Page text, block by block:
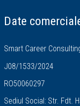
Date
Smart Career
J08/1533/2024
RO50060297
Sediul Social: Str. Fdt.